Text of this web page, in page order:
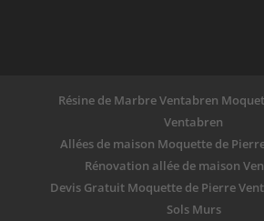
Résine de Marbre Ventabren
Ventabren
Allées de maison Moquette de
Rénovation allée de maison
Devis Gratuit Moquette de Pierre
Sols Murs